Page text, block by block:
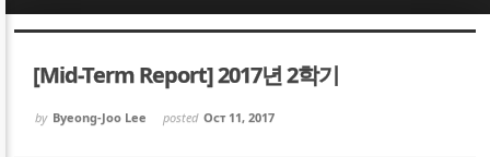
[Mid-Term Report] 2017년 2학기
by Byeong-Joo Lee posted Oct 11, 2017
Sketchbook5, 스케치북5
Sketchbook5, 스케치북5